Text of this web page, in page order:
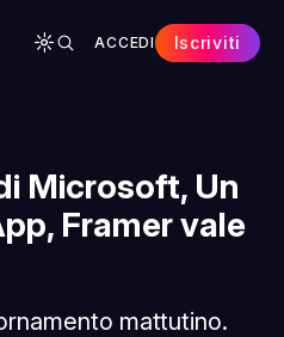
ACCEDI Iscriviti
Microsoft, Un
Framer vale
mattutino.